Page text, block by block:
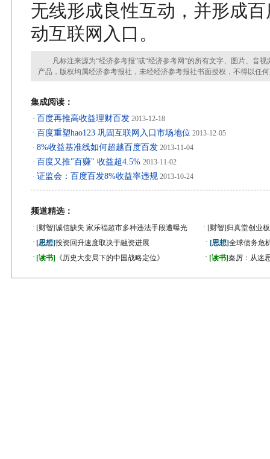
无线形成良性互动，并形成
动互联网入口。
凡标注来源为“经济参考报”或“经济参考网”的所有文字、图片、音视
产品，版权均属经济参考报社，未经经济参考报社书面授权，不得以任
集成阅读：
· 百度再推高收益理财百发 2013-12-18
· 百度重塑hao123 巩固互联网入口市场地位 2013-12-05
· 8%收益基准线如何超越百度百发 2013-11-04
· 百度又推"百赚" 收益超4.5% 2013-11-02
· 证监会：百度百发8%收益率违规 2013-10-24
频道精选：
· [财智]诚信缺失 家乐福超市多种违法手段遭曝光 · [财智] 归真堂创业
· [思想]投资回升速度取决于融资进展 · [思想]全球债务危
· [读书] 《历史大变局下的中国战略定位》 · [读书]秦厉：从迷